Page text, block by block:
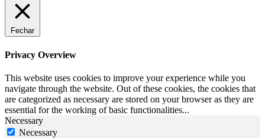
Fechar
Privacy Overview
This website uses cookies to improve your experience while you
navigate through the website. Out of these cookies, the cookies that
are categorized as necessary are stored on your browser as they are
essential for the working of basic functionalities...
Necessary
Necessary